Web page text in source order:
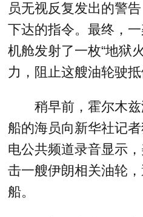
员无视反复发出的警
下达的指令。最终，
机舱发射了一枚“地狱
力，阻止这艘油轮驶抵
稍早前，霍尔木
船的海员向新华社记
电公共频道录音显示
击一艘伊朗相关油轮
船。